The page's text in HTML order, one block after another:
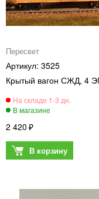
Пересвет
3525
Крытый вагон СЖД, 4
2 420